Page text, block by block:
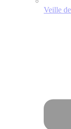
Veille